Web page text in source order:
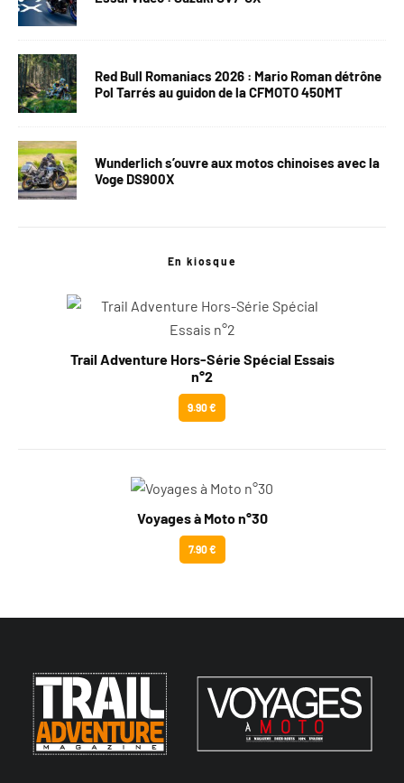
Red Bull Romaniacs 2026 : Mario Roman détrône
Pol Tarrés au guidon de la CFMOTO 450MT
Wunderlich s’ouvre aux motos chinoises avec la
Voge DS900X
En kiosque
Trail Adventure Hors-Série Spécial Essais
n°2
9.90 €
Voyages à Moto n°30
7.90 €